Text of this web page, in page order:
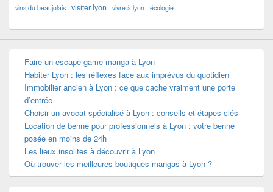
vins du beaujolais visiter lyon vivre à lyon écologie
Faire un escape game manga à Lyon
Habiter Lyon : les réflexes face aux imprévus du quotidien
Immobilier ancien à Lyon : ce que cache vraiment une porte
d’entrée
Choisir un avocat spécialisé à Lyon : conseils et étapes clés
Location de benne pour professionnels à Lyon : votre benne
posée en moins de 24h
Les lieux insolites à découvrir à Lyon
Où trouver les meilleures boutiques mangas à Lyon ?